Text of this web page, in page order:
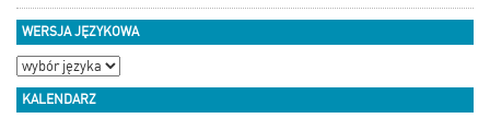
WERSJA JĘZYKOWA
KALENDARZ